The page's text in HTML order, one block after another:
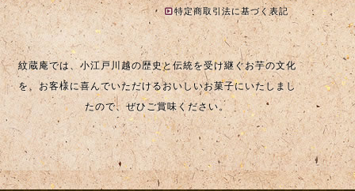
特定商取引法に基づく表記
紋蔵庵では、小江戸川越の歴史と伝統を受け継ぐお芋の文化
を、お客様に喜んでいただけるおいしいお菓子にいたしまし
たので、ぜひご賞味ください。